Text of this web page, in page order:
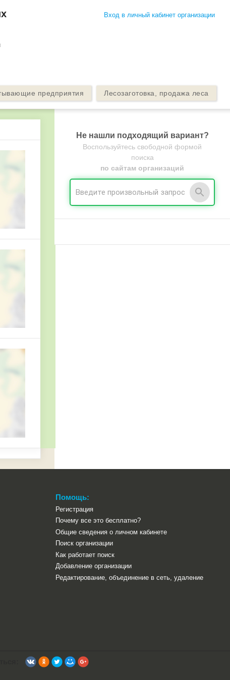
Вход в личный кабинет организации
предприятия Лесозаготовка, продажа леса
Не нашли подходящий вариант?
Воспользуйтесь свободной формой
поиска
по сайтам организаций
Помощь:
Регистрация
Почему все это бесплатно?
Общие сведения о личном кабинете
Поиск организации
Как работает поиск
Добавление организации
Редактирование, объединение в сеть, удаление